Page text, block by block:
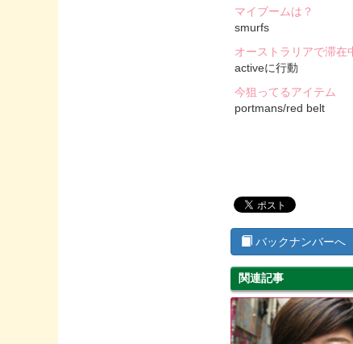
マイブームは？
smurfs
オーストラリアで滞在
activeに行動
今狙ってるアイテム
portmans/red belt
バックナンバーへ
関連記事